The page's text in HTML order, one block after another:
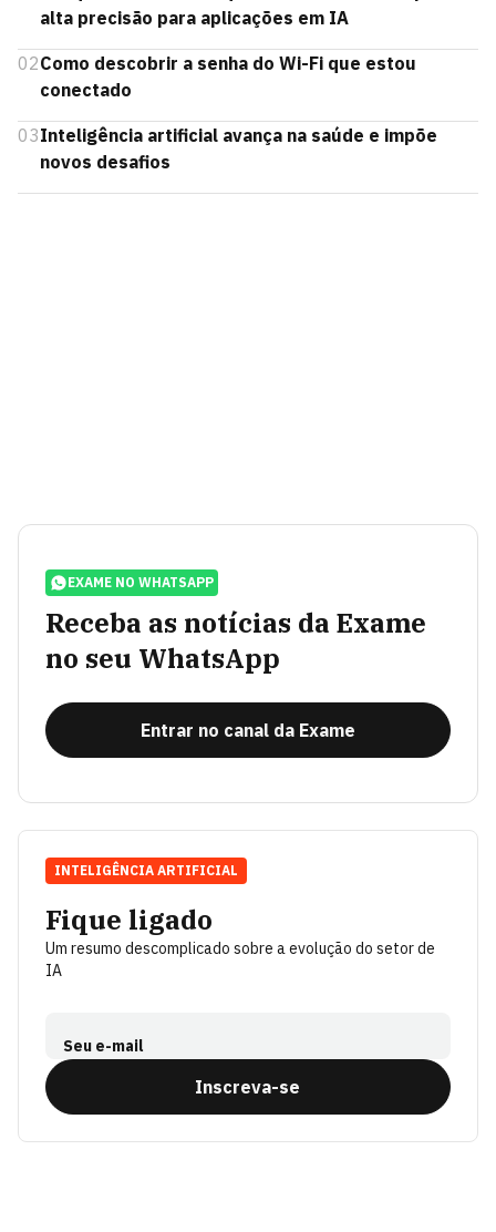
alta precisão para aplicações em IA
02Como descobrir a senha do Wi-Fi que estou
conectado
03Inteligência artificial avança na saúde e impõe
novos desafios
EXAME NO WHATSAPP
Receba as notícias da Exame
no seu WhatsApp
Entrar no canal da Exame
Fique ligado
Um resumo descomplicado sobre a evolução do setor de
IA
Seu e-mail
Inscreva-se
INTELIGÊNCIA ARTIFICIAL